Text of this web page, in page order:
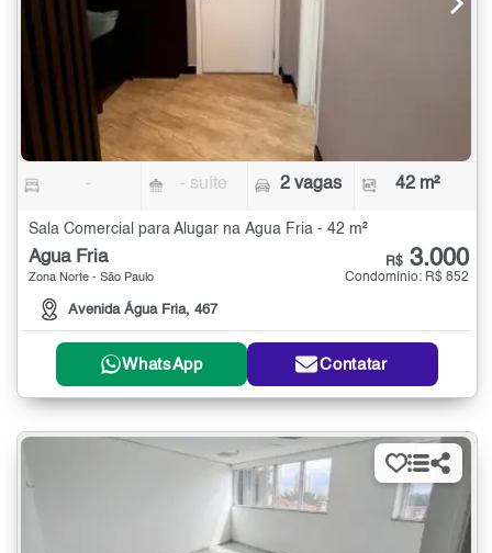
- - suíte 2 vagas 42 m²
Sala Comercial para Alugar na Água Fria - 42 m²
Água Fria
Zona Norte - São Paulo
Avenida Água Fria, 467
R$ 3.000
Condomínio: R$ 852
WhatsApp Contatar